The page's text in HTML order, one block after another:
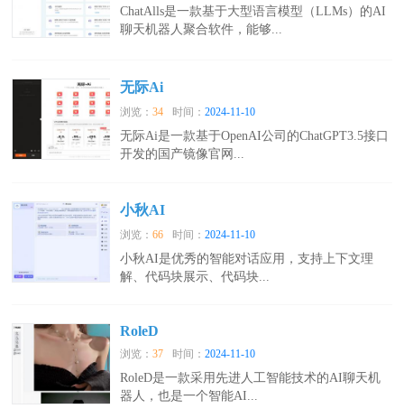
ChatAlls是一款基于大型语言模型（LLMs）的AI
聊天机器人聚合软件，能够...
无际Ai
浏览：34 时间：2024-11-10
无际Ai是一款基于OpenAI公司的ChatGPT3.5接口
开发的国产镜像官网...
小秋AI
浏览：66 时间：2024-11-10
小秋AI是优秀的智能对话应用，支持上下文理
解、代码块展示、代码块...
RoleD
浏览：37 时间：2024-11-10
RoleD是一款采用先进人工智能技术的AI聊天机
器人，也是一个智能AI...